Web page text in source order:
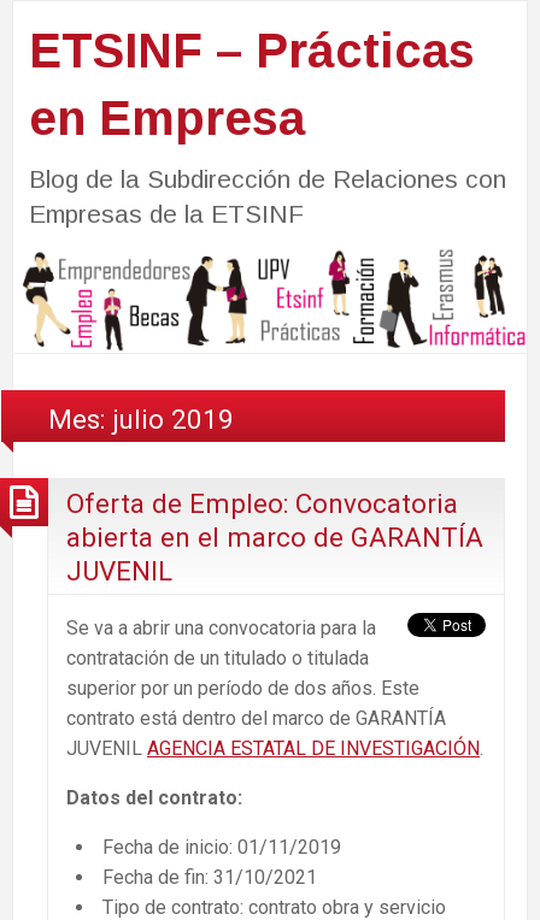
ETSINF – Prácticas
en Empresa
Blog de la Subdirección de Relaciones con
Empresas de la ETSINF
Mes: julio 2019
Oferta de Empleo: Convocatoria
abierta en el marco de GARANTÍA
JUVENIL
Se va a abrir una convocatoria para la
contratación de un titulado o titulada
superior por un período de dos años. Este
contrato está dentro del marco de GARANTÍA
JUVENIL AGENCIA ESTATAL DE INVESTIGACIÓN.
Datos del contrato:
Fecha de inicio: 01/11/2019
Fecha de fin: 31/10/2021
Tipo de contrato: contrato obra y servicio